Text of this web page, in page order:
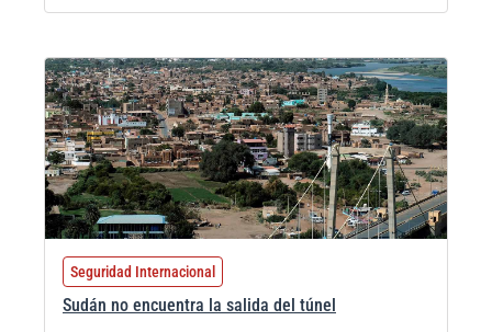
Seguridad Internacional
Sudán no encuentra la salida del túnel